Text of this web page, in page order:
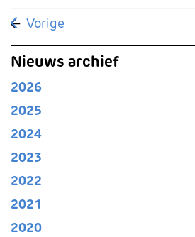
Vorig artikel: Blijdschap en
Vorige
Nieuws archief
2026
2025
2024
2023
2022
2021
2020